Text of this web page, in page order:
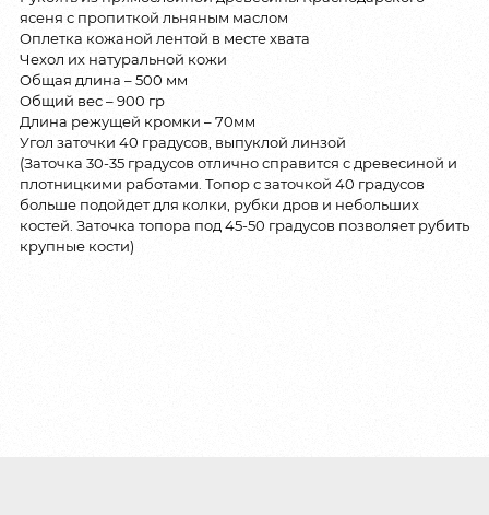
ясеня с пропиткой льняным маслом
Оплетка кожаной лентой в месте хвата
Чехол их натуральной кожи
Общая длина – 500 мм
Общий вес – 900 гр
Длина режущей кромки – 70мм
Угол заточки 40 градусов, выпуклой линзой
(Заточка 30-35 градусов отлично справится с древесиной и
плотницкими работами. Топор с заточкой 40 градусов
больше подойдет для колки, рубки дров и небольших
костей. Заточка топора под 45-50 градусов позволяет рубить
крупные кости)